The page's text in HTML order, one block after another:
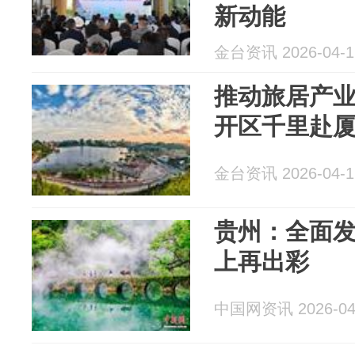
新动能
金台资讯 2026-04-
推动旅居产
开区千里赴
金台资讯 2026-04-
贵州：全面
上再出彩
中国网资讯 2026-